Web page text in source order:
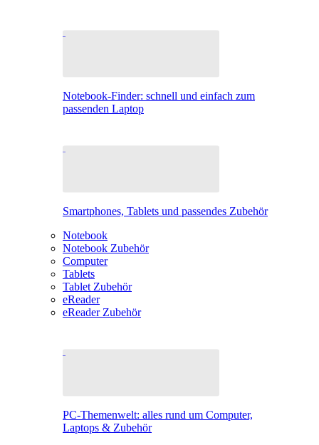
Notebook-Finder: schnell und einfach zum
passenden Laptop
Smartphones, Tablets und passendes Zubehör
Notebook
Notebook Zubehör
Computer
Tablets
Tablet Zubehör
eReader
eReader Zubehör
PC-Themenwelt: alles rund um Computer,
Laptops & Zubehör